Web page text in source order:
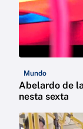
Mundo
Abelardo de
nesta sexta